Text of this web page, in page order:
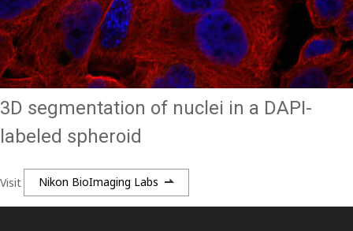
3D segmentation of nuclei in a DAPI-
labeled spheroid
Visit Nikon BioImaging Labs